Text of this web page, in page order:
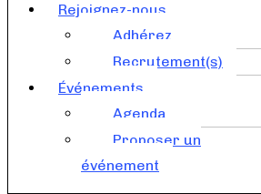
Rejoignez-nous
Adhérez
Recrutement(s)
Événements
Agenda
Proposer un
événement